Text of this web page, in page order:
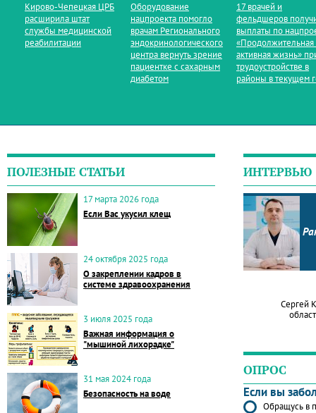
Кирово‑Чепецкая ЦРБ
расширила штат
службы медицинской
реабилитации
Оборудование
нацпроекта помогло
врачам Регионального
эндокринологического
центра вернуть зрение
пациентке с сахарным
диабетом
17 врачей и
фельдшеров
выплаты по
«Продолжительная
активная жизнь»
трудоустройстве в
районы в текущем
ПОЛЕЗНЫЕ СТАТЬИ
17 марта 2026 года
Если Вас укусил клещ
24 октября 2025 года
О закреплении кадров в
системе здравоохранения
3 июля 2025 года
Важная информация о
"мышиной лихорадке"
31 мая 2024 года
Безопасность на воде
ИНТЕРВЬЮ
Сергей
ОПРОС
Если вы
Обращусь в